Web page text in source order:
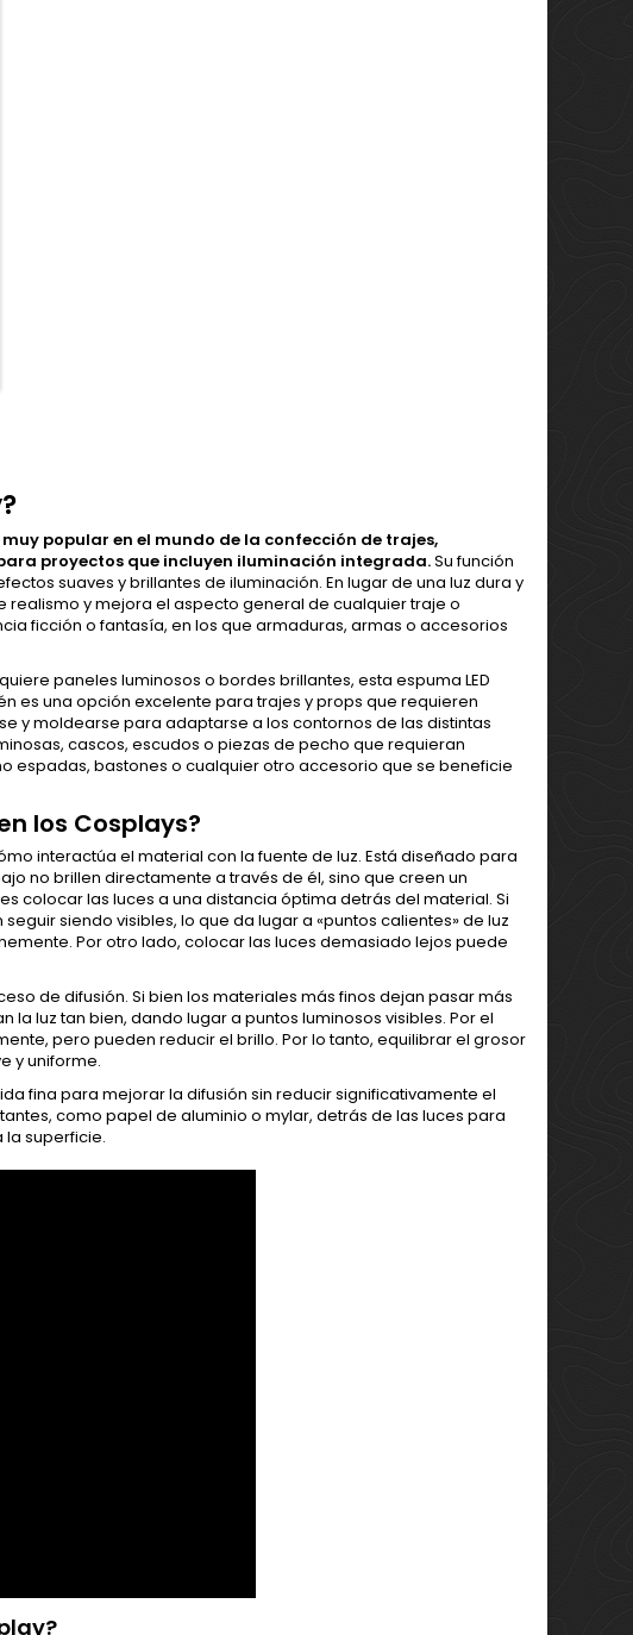
popular en el mundo de la confección de trajes,
proyectos que incluyen iluminación integrada.Su función
suaves y brillantes de iluminación. En lugar de una luz dura y
y mejora el aspecto general de cualquier traje o
ficción o fantasía, en los que armaduras, armas o accesorios
paneles luminosos o bordes brillantes, esta espuma LED
es una opción excelente para trajes y props que requieren
y moldearse para adaptarse a los contornos de las distintas
cascos, escudos o piezas de pecho que requieran
espadas, bastones o cualquier otro accesorio que se beneficie
los Cosplays?
interactúa el material con la fuente de luz. Está diseñado para
no brillen directamente a través de él, sino que creen un
colocar las luces a una distancia óptima detrás del material. Si
siendo visibles, lo que da lugar a «puntos calientes» de luz
Por otro lado, colocar las luces demasiado lejos puede
de difusión. Si bien los materiales más finos dejan pasar más
luz tan bien, dando lugar a puntos luminosos visibles. Por el
pero pueden reducir el brillo. Por lo tanto, equilibrar el grosor
y uniforme.
fina para mejorar la difusión sin reducir significativamente el
como papel de aluminio o mylar, detrás de las luces para
la superficie.